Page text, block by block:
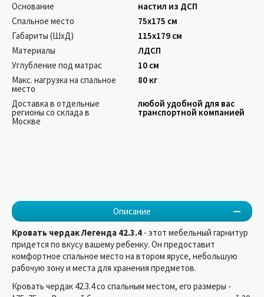
Описание
Основание
настил из ДСП
Спальное место
75х175 см
Габариты (ШхД)
115х179 см
Материалы
ЛДСП
Углубление под матрас
10 см
Макс. нагрузка на спальное
место
80 кг
Доставка в отдельные
регионы со склада в
Москве
любой удобной для вас
транспортной компанией
Кровать чердак Легенда 42.3.4 - этот мебельный гарнитур
придется по вкусу вашему ребенку. Он предоставит
комфортное спальное место на втором ярусе, небольшую
рабочую зону и места для хранения предметов.
Кровать чердак 42.3.4 со спальным местом, его размеры -